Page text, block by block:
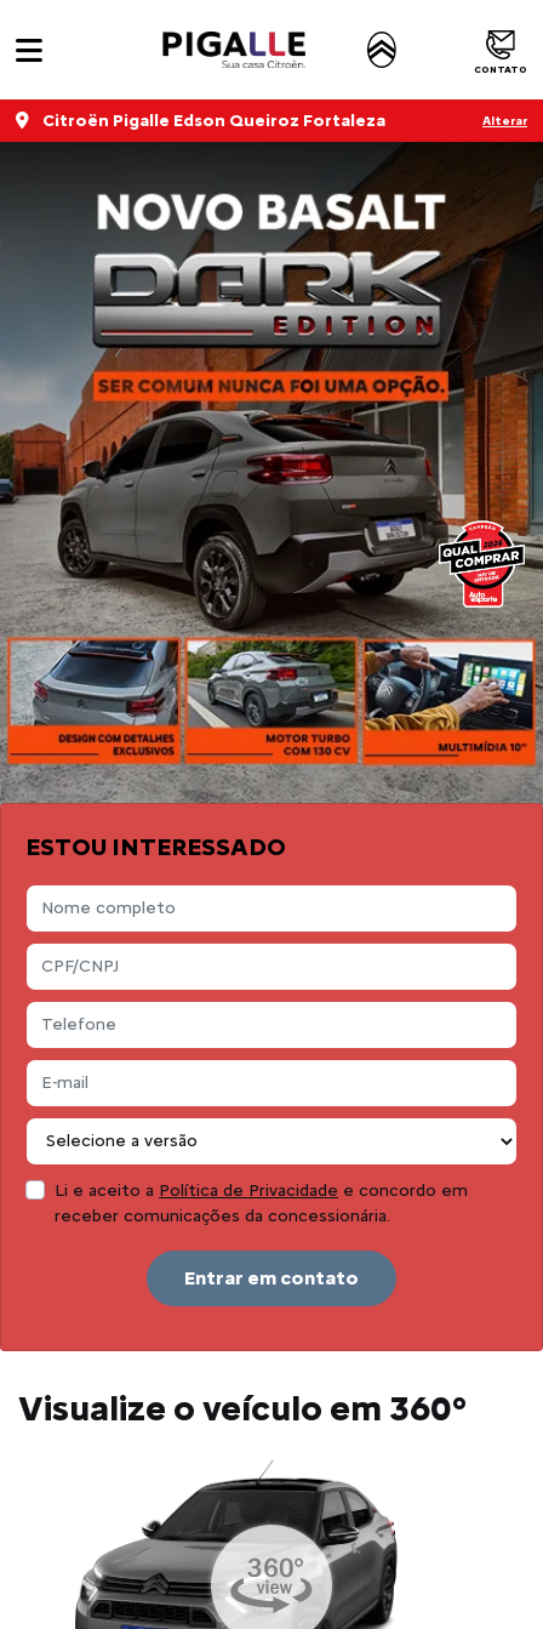
CONTATO
Citroën Pigalle Edson Queiroz Fortaleza Alterar
ESTOU INTERESSADO
Li e aceito a Política de Privacidade e concordo em
receber comunicações da concessionária.
Entrar em contato
Visualize o veículo em 360°